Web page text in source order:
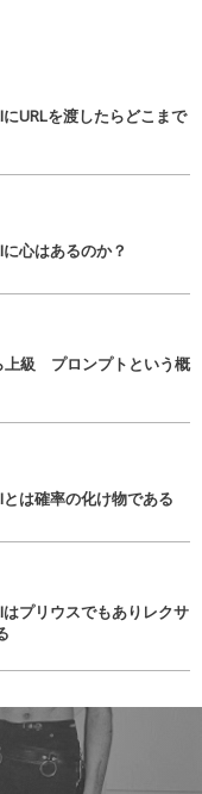
URLを渡したらどこまで
心はあるのか？
級 プロンプトという概
は確率の化け物である
プリウスでもありレクサ